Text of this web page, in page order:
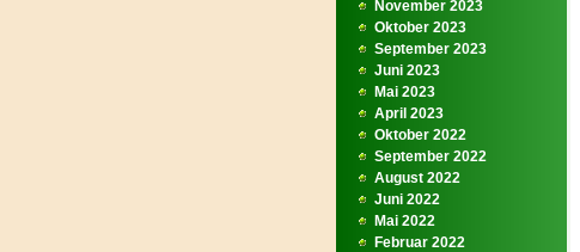
November 2023
Oktober 2023
September 2023
Juni 2023
Mai 2023
April 2023
Oktober 2022
September 2022
August 2022
Juni 2022
Mai 2022
Februar 2022